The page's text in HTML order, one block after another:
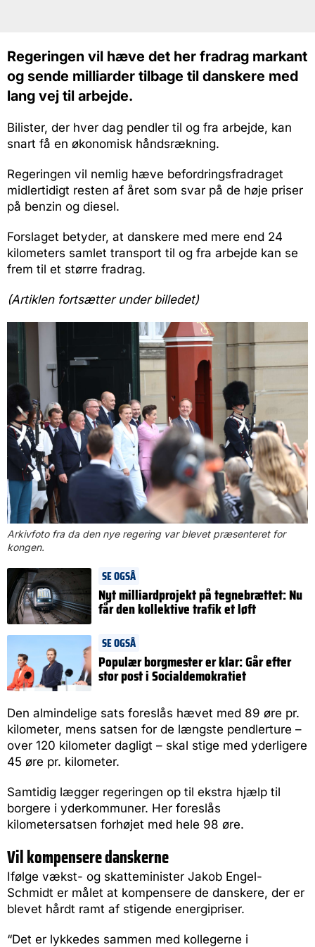
Regeringen vil hæve det her fradrag markant
og sende milliarder tilbage til danskere med
lang vej til arbejde.
Bilister, der hver dag pendler til og fra arbejde, kan
snart få en økonomisk håndsrækning.
Regeringen vil nemlig hæve befordringsfradraget
midlertidigt resten af året som svar på de høje priser
på benzin og diesel.
Forslaget betyder, at danskere med mere end 24
kilometers samlet transport til og fra arbejde kan se
frem til et større fradrag.
(Artiklen fortsætter under billedet)
Arkivfoto fra da den nye regering var blevet præsenteret for
kongen.
SE OGSÅ
Nyt milliardprojekt på tegnebrættet: Nu
får den kollektive trafik et løft
SE OGSÅ
Populær borgmester er klar: Går efter
stor post i Socialdemokratiet
Den almindelige sats foreslås hævet med 89 øre pr.
kilometer, mens satsen for de længste pendlerture –
over 120 kilometer dagligt – skal stige med yderligere
45 øre pr. kilometer.
Samtidig lægger regeringen op til ekstra hjælp til
borgere i yderkommuner. Her foreslås
kilometersatsen forhøjet med hele 98 øre.
Vil kompensere danskerne
Ifølge vækst- og skatteminister Jakob Engel-
Schmidt er målet at kompensere de danskere, der er
blevet hårdt ramt af stigende energipriser.
“Det er lykkedes sammen med kollegerne i